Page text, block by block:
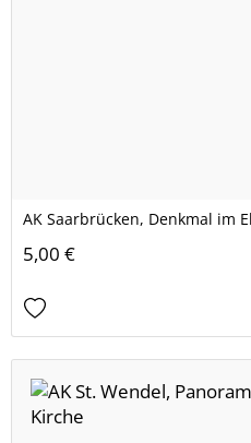
AK Saarbrücken, Denkmal im
5,00 €